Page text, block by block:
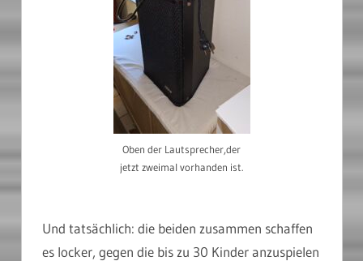
Oben der Lautsprecher,der
jetzt zweimal vorhanden ist.
Und tatsächlich: die beiden zusammen schaffen
es locker, gegen die bis zu 30 Kinder anzuspielen